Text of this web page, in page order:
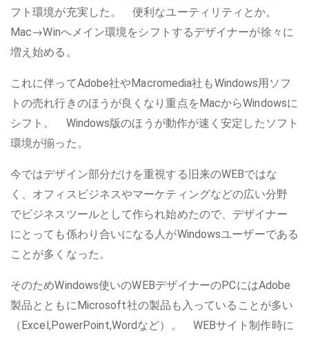
フト環境が充実した。 便利なユーティリティとか。
Mac→Winへメイン環境をシフトするデザイナーが徐々に
増え始める。
これに伴ってAdobe社やMacromedia社もWindows用ソフ
トの売れ行きのほうが良くなり重点をMacからWindowsに
シフト。 Windows版のほうが動作が速く安定したソフト
環境が揃った。
今ではデザイン部分だけを重視する旧来のWEBではな
く、オフィスビジネスやマーケティングなどの広い分野
でビジネスツールとして作られ始めたので、デザイナー
にとっても係わり合いになる人がWindowsユーザーである
ことが多くなった。
そのためWindows使いのWEBデザイナーのPCにはAdobe
製品とともにMicrosoft社の製品も入っていることが多い
（Excel,PowerPoint,Wordなど）。 WEBサイト制作時に